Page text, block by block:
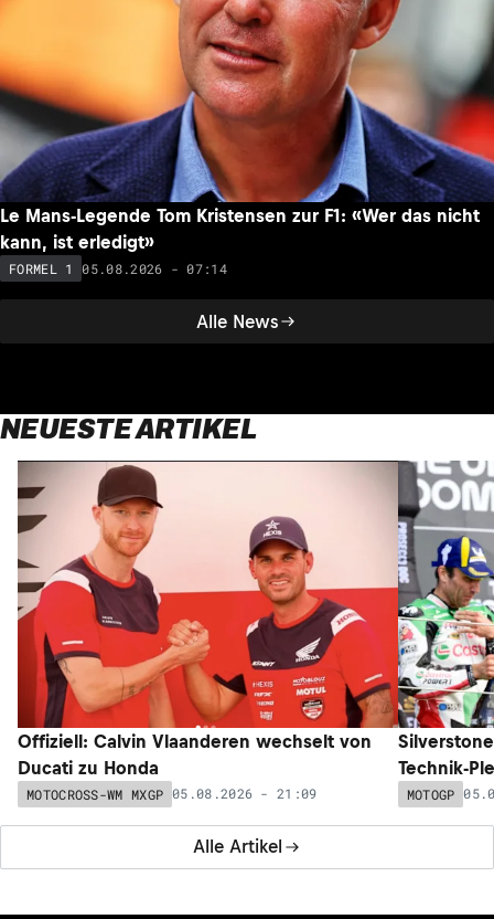
Alle News
Le Mans-Legende Tom Kristensen zur F1: «Wer das nicht
kann, ist erledigt»
FORMEL 1 05.08.2026 - 07:14
NEUESTE ARTIKEL
Alle Artikel
Offiziell: Calvin Vlaanderen wechselt von
Ducati zu Honda
MOTOCROSS-WM MXGP 05.08.2026 - 21:09
Technik-
MOTOGP